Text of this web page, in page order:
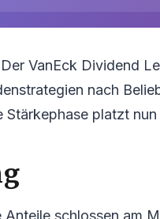
VanEck Dividend
nach
platzt nun
schlossen am